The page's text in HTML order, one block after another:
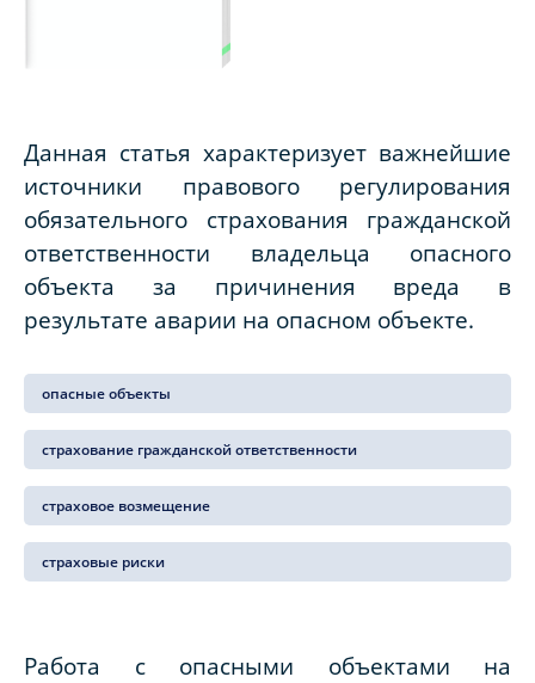
Данная статья характеризует важнейшие
источники правового регулирования
обязательного страхования гражданской
ответственности владельца опасного
объекта за причинения вреда в
результате аварии на опасном объекте.
опасные объекты
страхование гражданской ответственности
страховое возмещение
страховые риски
Работа с опасными объектами на